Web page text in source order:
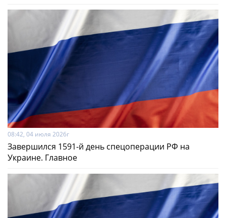
08:42, 04 июля 2026г
Завершился 1591-й день спецоперации РФ на
Украине. Главное